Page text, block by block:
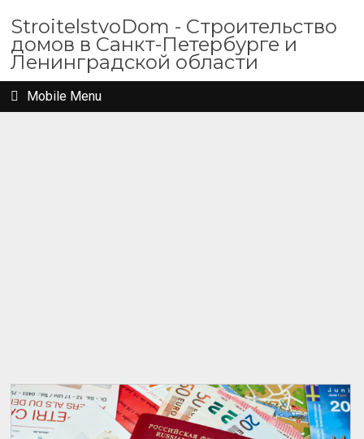
StroitelstvoDom - Строительство
домов в Санкт-Петербурге и
Ленинградской области
Mobile Menu